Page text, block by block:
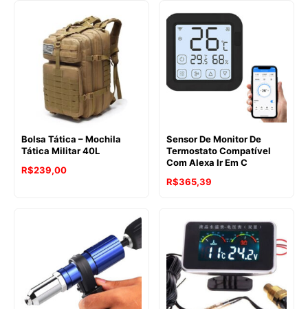
Bolsa Tática – Mochila
Tática Militar 40L
R$239,00
Sensor De Monitor De
Termostato Compatível
Com Alexa Ir Em C
R$365,39